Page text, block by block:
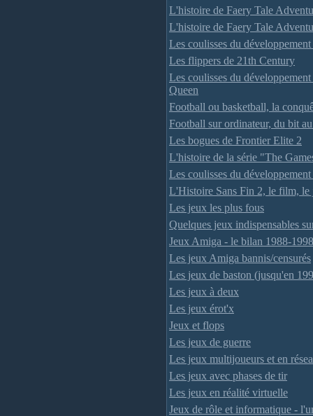
L'histoire de Faery Tale
L'histoire de Faery Tale
Les coulisses du
Les flippers de 21th Century
Les coulisses du
Queen
Football ou basketball, la
Football sur ordinateur, du bit
Les bogues de Frontier Elite 2
L'histoire de la série "The
Les coulisses du
L'Histoire Sans Fin 2, le film, le
Les jeux les plus fous
Quelques jeux indispensables
Jeux Amiga - le bilan 1988-1998
Les jeux Amiga bannis/censurés
Les jeux de baston (jusqu'en
Les jeux à deux
Les jeux érot'x
Jeux et flops
Les jeux de guerre
Les jeux multijoueurs et en
Les jeux avec phases de tir
Les jeux en réalité virtuelle
Jeux de rôle et informatique -